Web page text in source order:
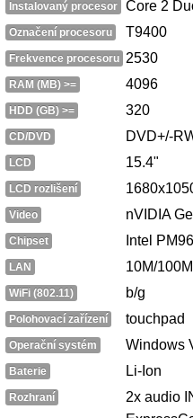
Instalovaný procesor Core 2
Označení procesoru T9400
Frekvence procesoru 2530
RAM (MB) >= 4096
HDD (GB) >= 320
CD/DVD DVD+/-
LCD 15.4"
LCD rozlišení
Video nVIDIA
Chipset Intel
LAN 10M/
WiFi (802.11) b/g
Polohovací zařízení touchpad
Operační systém Windows
Baterie Li-Ion
Rozhraní
2x audio